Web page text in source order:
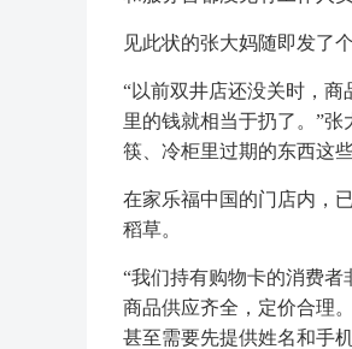
见此状的张大妈随即发了
“以前双井店还没关时，
里的钱就相当于扔了。”
筷、冷柜里过期的东西这
在家乐福中国的门店内，
稻草。
“我们持有购物卡的消费
商品供应齐全，定价合理
甚至需要先提供姓名和手